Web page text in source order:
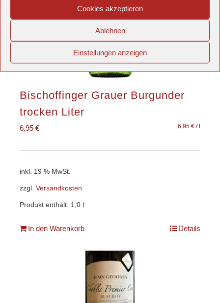
Cookies akzeptieren
Ablehnen
Einstellungen anzeigen
Bischoffinger Grauer Burgunder
trocken Liter
6,95 € 6,95 € /
inkl. 19 % MwSt.
zzgl. Versandkosten
Produkt enthält: 1,0 l
In den Warenkorb Details